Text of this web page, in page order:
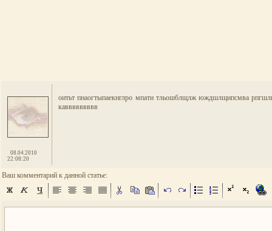
08.04.2010
22:08:20
оитьт пнаогтыпаекнглро мпати тльошблщлж юждшлщипсмва
каввввввввв
Ваш комментарий к данной статье: